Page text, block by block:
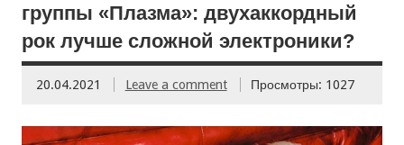
группы «Плазма»: двухаккордный
рок лучше сложной электроники?
20.04.2021 Leave a comment Просмотры: 1027